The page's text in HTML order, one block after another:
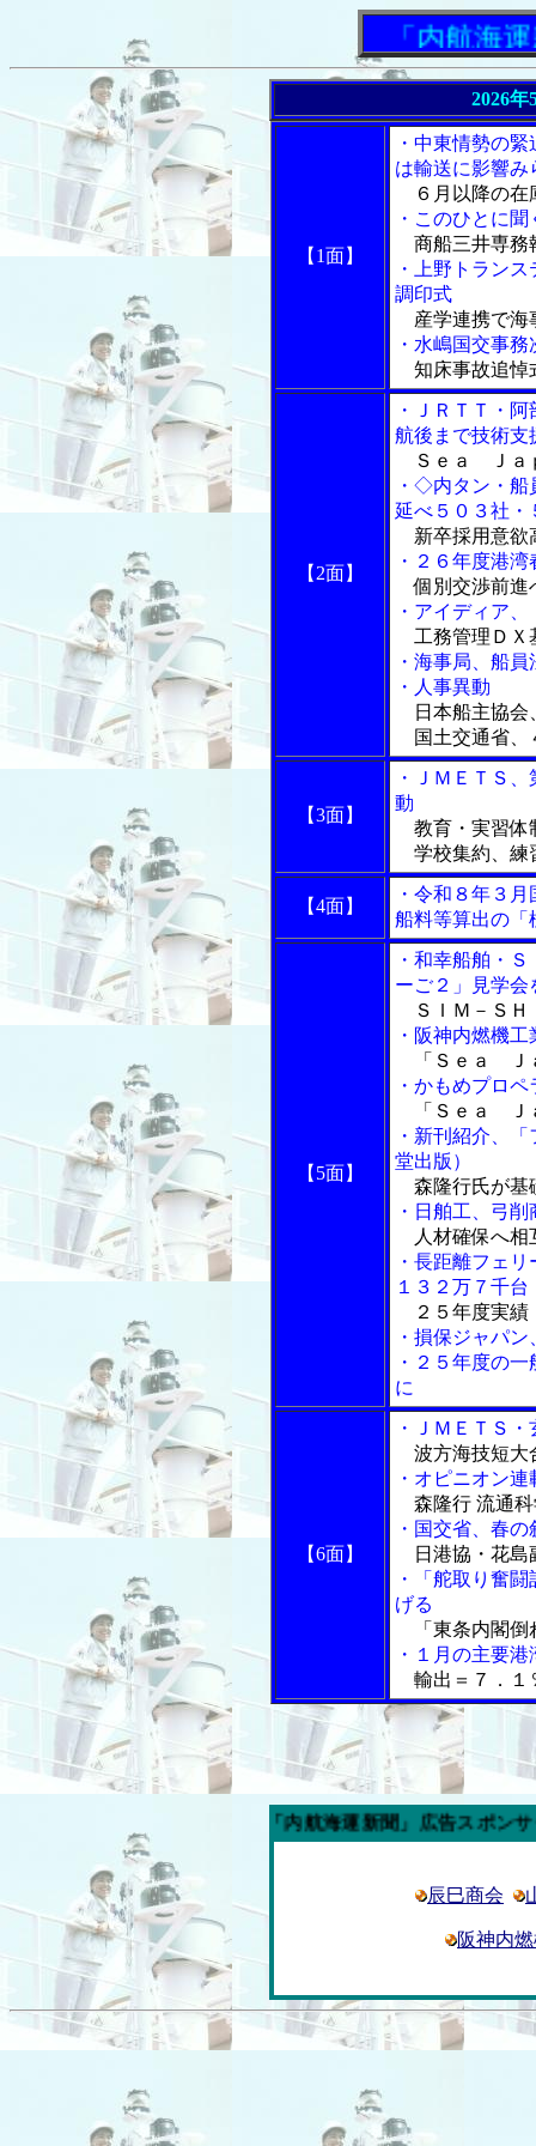
「内航海運新
2026
【1面】
・中東情勢の
は輸送に影響み
６月以降の在
・このひとに
商船三井専務
・上野トラン
調印式
産学連携で海
・水嶋国交事
知床事故追悼
【2面】
・ＪＲＴＴ・
航後まで技術支
Ｓｅａ Ｊａ
・◇内タン・船
延べ５０３社・
新卒採用意欲
・２６年度港
個別交渉前進
・アイディア
工務管理ＤＸ
・海事局、船
・人事異動
日本船主協会
国土交通省、
【3面】
・ＪＭＥＴＳ
動
教育・実習体
学校集約、練
【4面】
・令和８年３
船料等算出の
【5面】
・和幸船舶・
ーご２」見学会
ＳＩＭ－ＳＨ
・阪神内燃機
「Ｓｅａ Ｊ
・かもめプロ
「Ｓｅａ Ｊ
・新刊紹介、
堂出版）
森隆行氏が基
・日舶工、弓
人材確保へ相
・長距離フェ
１３２万７千台
２５年度実績
・損保ジャパ
・２５年度の
に
【6面】
・ＪＭＥＴＳ
波方海技短大
・オピニオン
森隆行 流通科
・国交省、春
日港協・花島
・「舵取り奮
げる
「東条内閣倒
・１月の主要
輸出＝７．１
今週の「内航海運新聞」広告スポンサー企業
辰巳商会
阪神内